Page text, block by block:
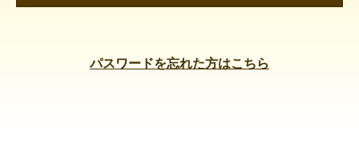
パスワードを忘れた方はこちら